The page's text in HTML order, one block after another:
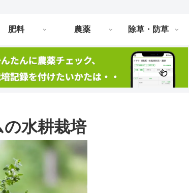
肥料 農薬 除草・防草
の水耕栽培